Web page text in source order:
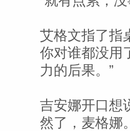
艾格文指了指
你对谁都没用
力的后果。”
吉安娜开口想
然了，麦格娜